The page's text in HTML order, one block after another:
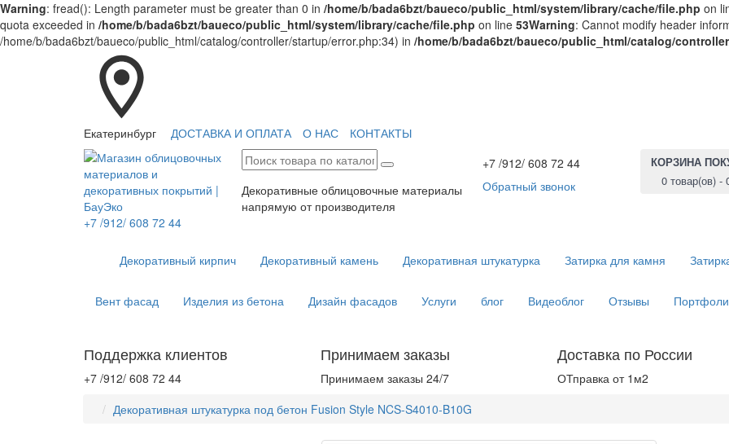
Warning: fread(): Length parameter must be greater than 0 in /home/b/bada6bzt/baueco/public_html/system/library/cache/file.php on
quota exceeded in /home/b/bada6bzt/baueco/public_html/system/library/cache/file.php on line 53Warning: Cannot modify header
/home/b/bada6bzt/baueco/public_html/catalog/controller/startup/error.php:34) in /home/b/bada6bzt/baueco/public_html/catalog/
Екатеринбург ДОСТАВКА И ОПЛАТА О НАС КОНТАКТЫ
+7 /912/ 608 72 44
Декоративные облицовочные материалы
напрямую от производителя
+7 /912/ 608 72 44
Обратный звонок
КОРЗИНА
0 товар(ов) -
Декоративный кирпич Декоративный камень Декоративная штукатурка Затирка для камня
Вент фасад Изделия из бетона Дизайн фасадов Услуги блог Видеоблог Отзывы
Поддержка клиентов
+7 /912/ 608 72 44
Принимаем заказы
Принимаем заказы 24/7
Доставка по России
ОТправка от 1м2
Декоративная штукатурка под бетон Fusion Style NCS-S4010-B10G